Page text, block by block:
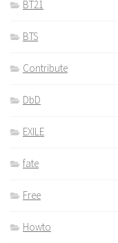
BT21
BTS
Contribute
DbD
EXILE
fate
Free
Howto